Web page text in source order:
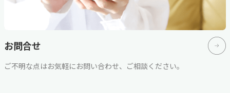
お問合せ
ご不明な点はお気軽にお問い合わせ、ご相談ください。